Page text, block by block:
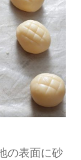
の表面に砂